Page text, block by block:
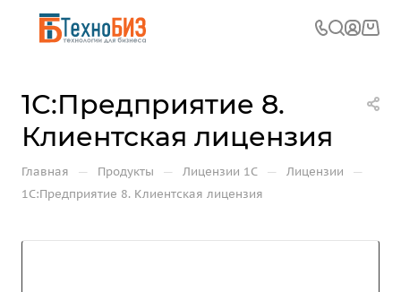
1С:Предприятие 8.
Клиентская лицензия
Главная — Продукты — Лицензии 1С — Лицензии —
1С:Предприятие 8. Клиентская лицензия